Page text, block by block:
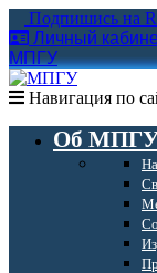
Подпишись на
Личный
МПГУ
Навигация по
Об